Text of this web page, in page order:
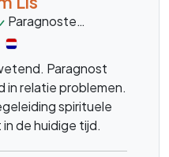
Paragnoste
Paragnost
in relatie problemen.
spirituele
de huidige tijd.